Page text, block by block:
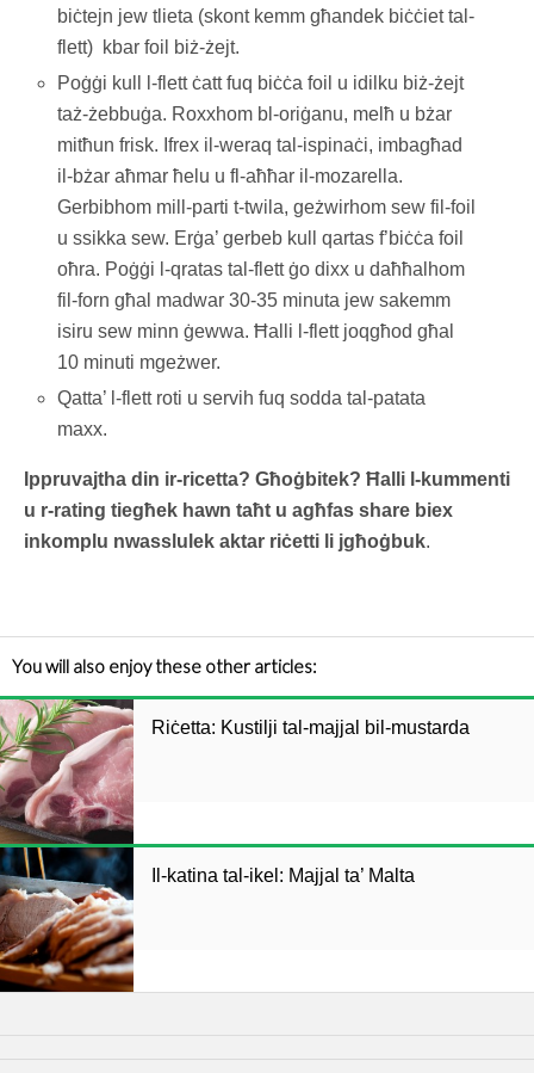
biċtejn jew tlieta (skont kemm għandek biċċiet tal-
flett) kbar foil biż-żejt.
Poġġi kull l-flett ċatt fuq biċċa foil u idilku biż-żejt
taż-żebbuġa. Roxxhom bl-oriġanu, melħ u bżar
mitħun frisk. Ifrex il-weraq tal-ispinaċi, imbagħad
il-bżar aħmar ħelu u fl-aħħar il-mozarella.
Gerbibhom mill-parti t-twila, geżwirhom sew fil-foil
u ssikka sew. Erġa’ gerbeb kull qartas f’biċċa foil
oħra. Poġġi l-qratas tal-flett ġo dixx u daħħalhom
fil-forn għal madwar 30-35 minuta jew sakemm
isiru sew minn ġewwa. Ħalli l-flett joqgħod għal
10 minuti mgeżwer.
Qatta’ l-flett roti u servih fuq sodda tal-patata
maxx.
Ippruvajtha din ir-ricetta? Għoġbitek? Ħalli l-kummenti
u r-rating tiegħek hawn taħt u agħfas share biex
inkomplu nwasslulek aktar riċetti li jgħoġbuk.
You will also enjoy these other articles:
Riċetta: Kustilji tal-majjal bil-mustarda
Il-katina tal-ikel: Majjal ta’ Malta